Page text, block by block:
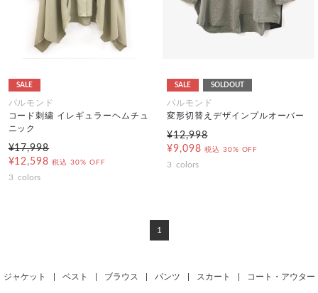
SALE
パルモンド
コード刺繍 イレギュラーヘムチュ
ニック
¥17,998
¥12,598 税込 30% OFF
3 colors
SALE SOLDOUT
パルモンド
変形切替えデザインプルオーバー
¥12,998
¥9,098 税込 30% OFF
3 colors
1
ジャケット ベスト ブラウス パンツ スカート コート・アウター